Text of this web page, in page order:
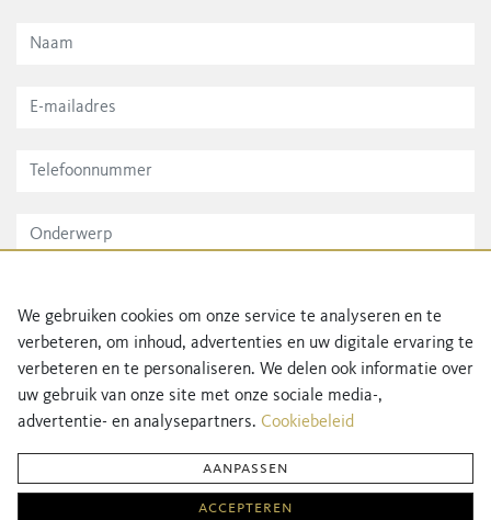
We gebruiken cookies om onze service te analyseren en te
verbeteren, om inhoud, advertenties en uw digitale ervaring te
verbeteren en te personaliseren. We delen ook informatie over
uw gebruik van onze site met onze sociale media-,
advertentie- en analysepartners. Cookiebeleid
aanpassen
accepteren